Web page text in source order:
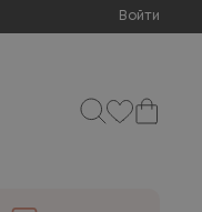
Войти